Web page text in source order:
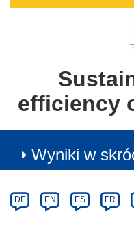
efficiency
Wyniki w
Category
Article
available
DE EN ES FR